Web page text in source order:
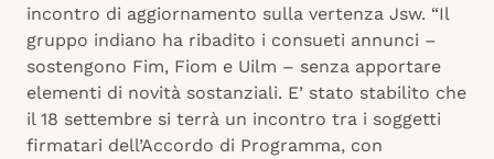
incontro di aggiornamento sulla vertenza Jsw. “Il
gruppo indiano ha ribadito i consueti annunci –
sostengono Fim, Fiom e Uilm – senza apportare
elementi di novità sostanziali. E’ stato stabilito che
il 18 settembre si terrà un incontro tra i soggetti
firmatari dell’Accordo di Programma, con